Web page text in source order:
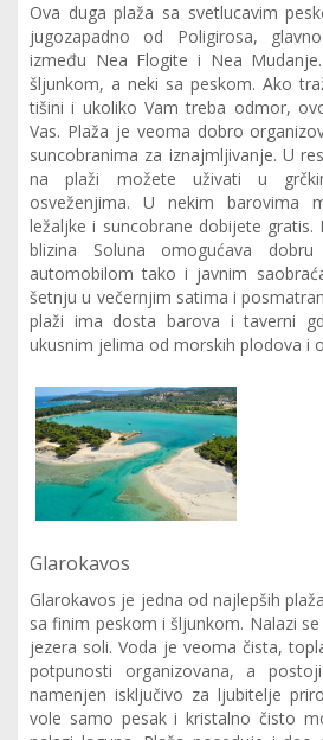
Ova duga plaža sa svetlucavim
jugozapadno od Poligirosa,
između Nea Flogite i Nea
šljunkom, a neki sa peskom. Ako
tišini i ukoliko Vam treba odmor,
Vas. Plaža je veoma dobro
suncobranima za iznajmljivanje. U
na plaži možete uživati u
osveženjima. U nekim barovima
ležaljke i suncobrane dobijete
blizina Soluna omogućava dobru
automobilom tako i javnim
šetnju u večernjim satima i
plaži ima dosta barova i taverni
ukusnim jelima od morskih plodova i
Glarokavos
Glarokavos je jedna od najlepših
sa finim peskom i šljunkom. Nalazi
jezera soli. Voda je veoma čista,
potpunosti organizovana, a
namenjen isključivo za ljubitelje
vole samo pesak i kristalno čisto